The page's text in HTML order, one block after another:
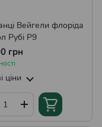
Дипладенії
Вейгели флоріда
Рубі Р9
грн
ціни